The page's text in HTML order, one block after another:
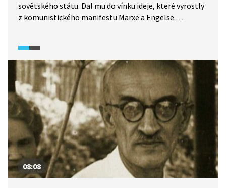
sovětského státu. Dal mu do vínku ideje, které vyrostly
z komunistického manifestu Marxe a Engelse.
08:08